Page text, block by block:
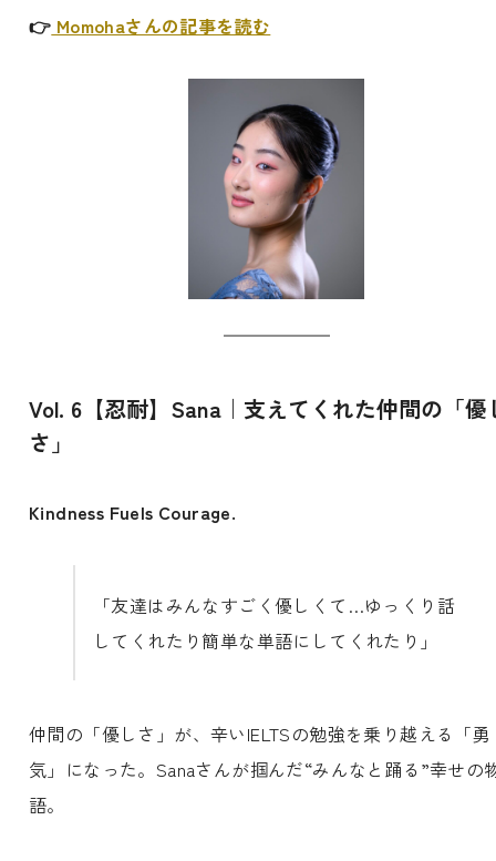
👉 Momohaさんの記事を読む
Vol. 6【忍耐】Sana｜支えてくれた仲間の「優
さ」
Kindness Fuels Courage.
「友達はみんなすごく優しくて…ゆっくり話
してくれたり簡単な単語にしてくれたり」
仲間の「優しさ」が、辛いIELTSの勉強を乗り越える「勇
気」になった。Sanaさんが掴んだ“みんなと踊る”幸せの
語。